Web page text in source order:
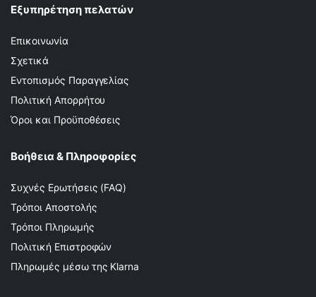
Εξυπηρέτηση πελατών
Επικοινωνία
Σχετικά
Εντοπισμός Παραγγελίας
Πολιτική Απορρήτου
Όροι και Προϋποθέσεις
Βοήθεια & Πληροφορίες
Συχνές Ερωτήσεις (FAQ)
Τρόποι Αποστολής
Τρόποι Πληρωμής
Πολιτική Επιστροφών
Πληρωμές μέσω της Klarna